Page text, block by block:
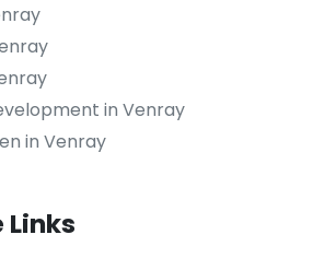
in Venray
in Venray